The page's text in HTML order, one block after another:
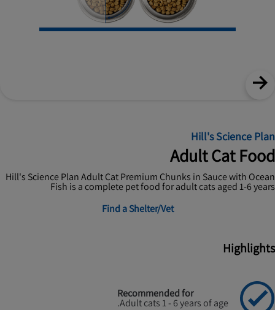
Hill's Science Plan
Adult Cat Food
Hill's Science Plan Adult Cat Premium Chunks in Sauce with Ocean
Fish is a complete pet food for adult cats aged 1-6 years
Find a Shelter/Vet
Highlights
Recommended for
Adult cats 1 - 6 years of age.